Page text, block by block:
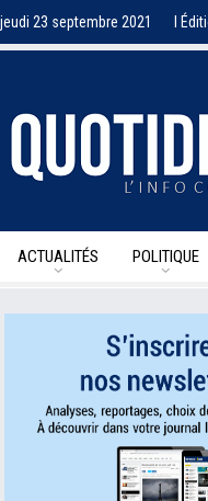
jeudi 23 septembre 2021 I
ACTUALITÉS POLITIQUE